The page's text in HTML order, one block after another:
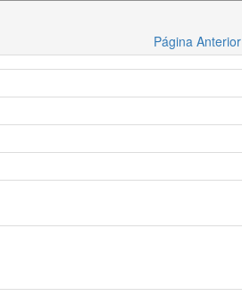
Página Anterior